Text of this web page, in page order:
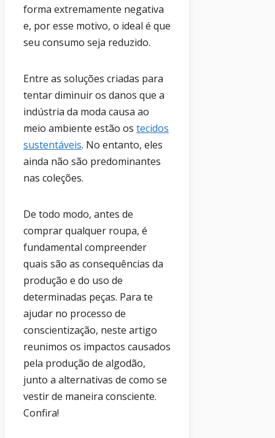
forma extremamente negativa
e, por esse motivo, o ideal é que
seu consumo seja reduzido.
Entre as soluções criadas para
tentar diminuir os danos que a
indústria da moda causa ao
meio ambiente estão os tecidos
sustentáveis. No entanto, eles
ainda não são predominantes
nas coleções.
De todo modo, antes de
comprar qualquer roupa, é
fundamental compreender
quais são as consequências da
produção e do uso de
determinadas peças. Para te
ajudar no processo de
conscientização, neste artigo
reunimos os impactos causados
pela produção de algodão,
junto a alternativas de como se
vestir de maneira consciente.
Confira!